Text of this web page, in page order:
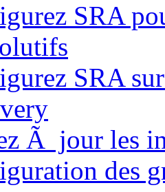
SRA
SRA
Ã jour les
des